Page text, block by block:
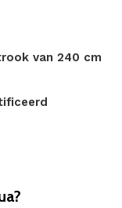
van 240 cm